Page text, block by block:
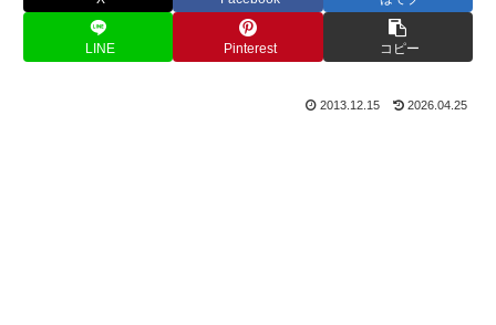
LINE Pinterest コピー
2013.12.15 2026.04.25